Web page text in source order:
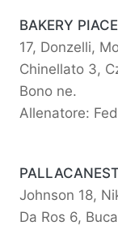
BAKERY
17, Donzelli,
Chinellato 3,
Bono ne.
Allenatore:
Johnson 18,
Da Ros 6,